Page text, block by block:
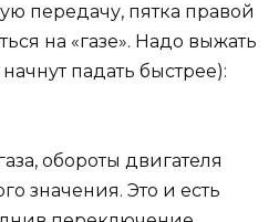
передачу, пятка правой
на «газе». Надо выжать
падать быстрее):
обороты двигателя
значения. Это и есть